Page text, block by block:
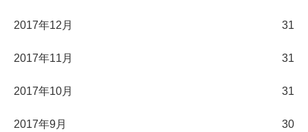
2017年12月 31
2017年11月 31
2017年10月 31
2017年9月 30